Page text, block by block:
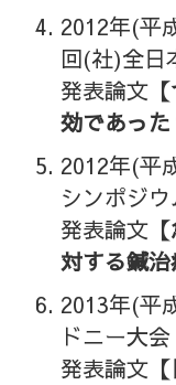
2012年(平
回(社)全日
発表論文
効であった
2012年(平
シンポジ
発表論文
対する鍼治
2013年(平
ドニー大
発表論文